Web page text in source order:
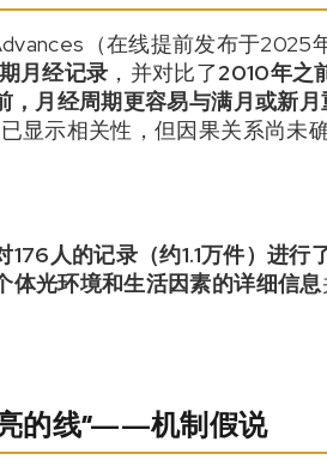
（在线提前发布于
月经记录 ，并对比了2010年之
，月经周期更容易与满月或新月
显示相关性，但因果关系尚未确
176人的记录（约1.1万件）进
体光环境和生活因素的详细信息
的线”——机制假说